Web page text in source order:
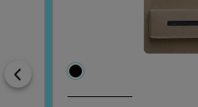
Previous